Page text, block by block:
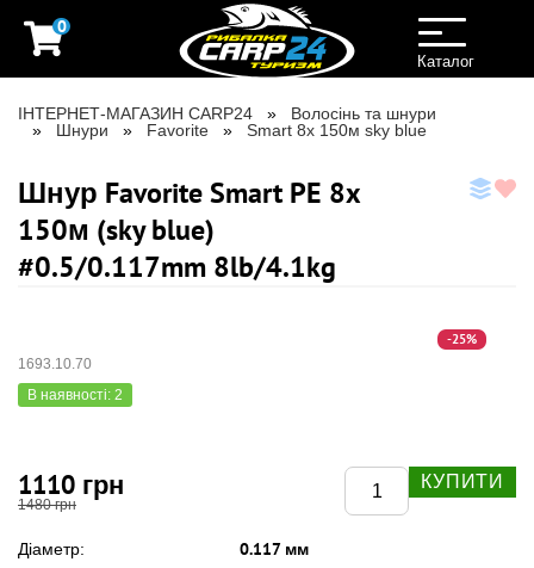
0
Toggle
navigation
Каталог
ІНТЕРНЕТ-МАГАЗИН CARP24
Волосінь та шнури
Шнури
Favorite Smart 8x 150м sky blue
Шнур Favorite Smart PE 8x
150м (sky blue)
#0.5/0.117mm 8lb/4.1kg
-25%
1693.10.70
В наявності: 2
1110 грн
1480 грн
КУПИТИ
Діаметр: 0.117 мм